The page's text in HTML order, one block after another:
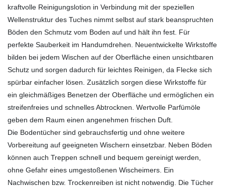
kraftvolle Reinigungslotion in Verbindung mit der speziellen
Wellenstruktur des Tuches nimmt selbst auf stark beanspruchten
Böden den Schmutz vom Boden auf und hält ihn fest. Für
perfekte Sauberkeit im Handumdrehen. Neuentwickelte Wirkstoffe
bilden bei jedem Wischen auf der Oberfläche einen unsichtbaren
Schutz und sorgen dadurch für leichtes Reinigen, da Flecke sich
spürbar einfacher lösen. Zusätzlich sorgen diese Wirkstoffe für
ein gleichmäßiges Benetzen der Oberfläche und ermöglichen ein
streifenfreies und schnelles Abtrocknen. Wertvolle Parfümöle
geben dem Raum einen angenehmen frischen Duft.
Die Bodentücher sind gebrauchsfertig und ohne weitere
Vorbereitung auf geeigneten Wischern einsetzbar. Neben Böden
können auch Treppen schnell und bequem gereinigt werden,
ohne Gefahr eines umgestoßenen Wischeimers. Ein
Nachwischen bzw. Trockenreiben ist nicht notwendig. Die Tücher